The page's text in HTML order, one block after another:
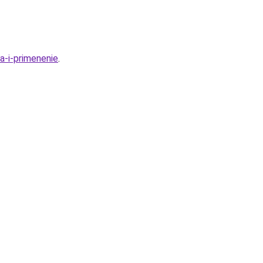
i-primenenie.